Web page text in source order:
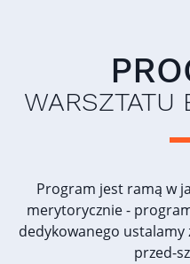
WARSZTATU
Program jest ramą w
merytorycznie -
dedykowanego
przed-